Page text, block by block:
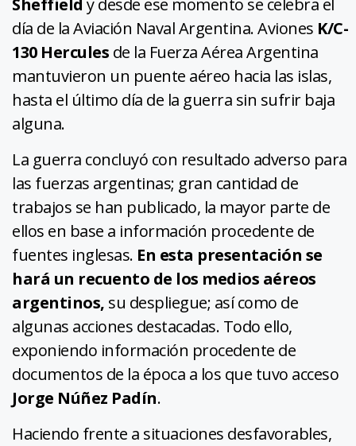
Sheffield y desde ese momento se celebra el
día de la Aviación Naval Argentina. Aviones K/C-
130 Hercules de la Fuerza Aérea Argentina
mantuvieron un puente aéreo hacia las islas,
hasta el último día de la guerra sin sufrir baja
alguna.
La guerra concluyó con resultado adverso para
las fuerzas argentinas; gran cantidad de
trabajos se han publicado, la mayor parte de
ellos en base a información procedente de
fuentes inglesas. En esta presentación se
hará un recuento de los medios aéreos
argentinos, su despliegue; así como de
algunas acciones destacadas. Todo ello,
exponiendo información procedente de
documentos de la época a los que tuvo acceso
Jorge Núñez Padín.
Haciendo frente a situaciones desfavorables,